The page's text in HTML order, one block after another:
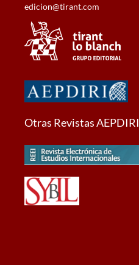
edicion@tirant.com
Otras Revistas AEPDIRI